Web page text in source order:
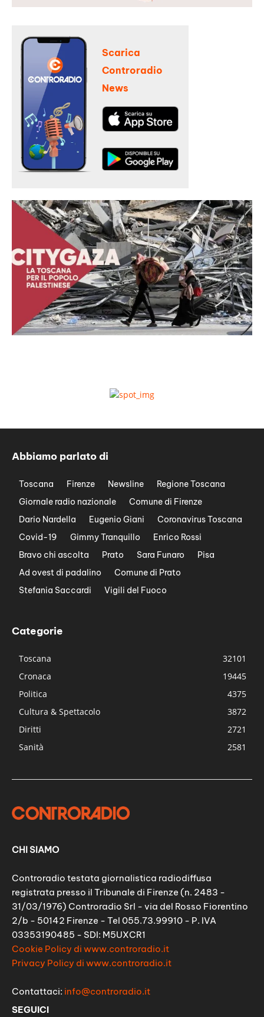
Scarica
Controradio
News
Abbiamo parlato di
Toscana Firenze Newsline
Regione Toscana
Giornale radio nazionale
Comune di Firenze
Dario Nardella
Eugenio Giani
Coronavirus Toscana
Covid-19
Gimmy Tranquillo
Enrico Rossi
Bravo chi ascolta
Prato Sara Funaro
Pisa
Ad ovest di padalino
Comune di Prato
Stefania Saccardi
Vigili del Fuoco
Categorie
Toscana
32101
Cronaca
19445
Politica
4375
Cultura & Spettacolo
3872
Diritti
2721
Sanità
2581
CHI SIAMO
Controradio testata giornalistica radiodiffusa
registrata presso il Tribunale di Firenze (n. 2483 -
31/03/1976) Controradio Srl - via del Rosso Fiorentino
2/b - 50142 Firenze - Tel 055.73.99910 - P. IVA
03353190485 - SDI: M5UXCR1
Cookie Policy di www.controradio.it
Privacy Policy di www.controradio.it
Contattaci: info@controradio.it
SEGUICI